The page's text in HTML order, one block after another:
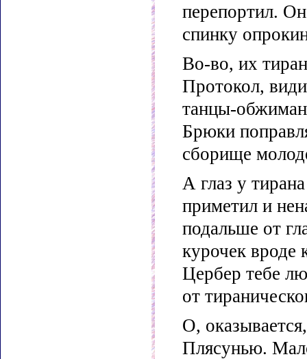
перепортил.
спинку
Во-во, их
Протокол,
танцы-
Брюки
сборище
А глаз у
приметил и
подальше от
курочек
Цербер тебе
от
О,
Плясунью.